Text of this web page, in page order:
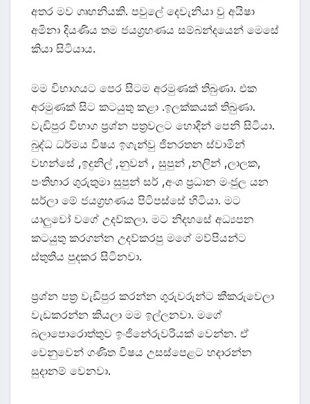
අතර මව ගෘහනියකි. පවුලේ දෙවැනියා වු අයිෂා
අමිනා දියණිය තම ජයග්‍රහණය සම්බන්දයෙන් මෙසේ
කියා සිටියාය.
මම විභාගයට පෙර සිටම අරමුණක් තිබුණා. එක
අරමුණක් සිට කටයුතු කළා .ඉලක්කයක් තිබුණා.
වැඩිපුර විභාග ප්‍රශ්න පත්‍රවලට හොදින් පෙනි සිටියා.
බුද්ධ ධර්මය විෂය ඉගැන්වු ජිනරතන ස්වාමින්
වහන්සේ ,ඉදුනිල් ,නුවන් , සුපුන් ,නලින් ,ලාලක,
පංතිභාර ගුරුතුමා සුපුන් සර් ,අංශ ප්‍රධාන මංජුල යන
සර්ලා මේ ජයග්‍රහණය පිටිපස්සේ හිටියා. මට
යාලුවෝ වගේ උදව්කලා. මට නිදහසේ අධ්‍යපන
කටයුතු කරගන්න උදව්කරපු මගේ මව්පියන්ට
ස්තුතිය පුදකර සිටිනවා.
ප්‍රශ්න පත්‍ර වැඩිපුර කරන්න ගුරුවරුන්ට කීකරුවෙලා
වැඩකරන්න කියලා මම ඉල්ලනවා. මගේ
බලාපොරොත්තුව ඉංජිනේරුවරියක් වෙන්න. ඒ
වෙනුවෙන් ගණිත විෂය උසස්පෙළට හදාරන්න
සුදානම් වෙනවා.